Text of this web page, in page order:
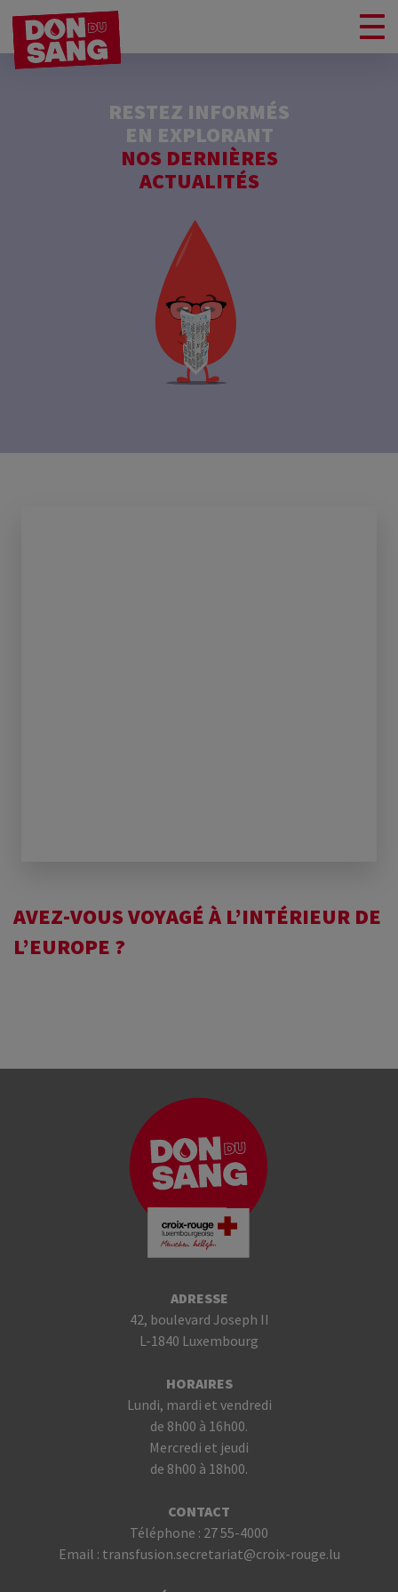
RESTEZ INFORMÉS
EN EXPLORANT
NOS DERNIÈRES
ACTUALITÉS
AVEZ-VOUS VOYAGÉ À L’INTÉRIEUR DE
L’EUROPE ?
ADRESSE
42, boulevard Joseph II
L-1840 Luxembourg
HORAIRES
Lundi, mardi et vendredi
de 8h00 à 16h00.
Mercredi et jeudi
de 8h00 à 18h00.
CONTACT
Téléphone : 27 55-4000
Email : transfusion.secretariat@croix-rouge.lu